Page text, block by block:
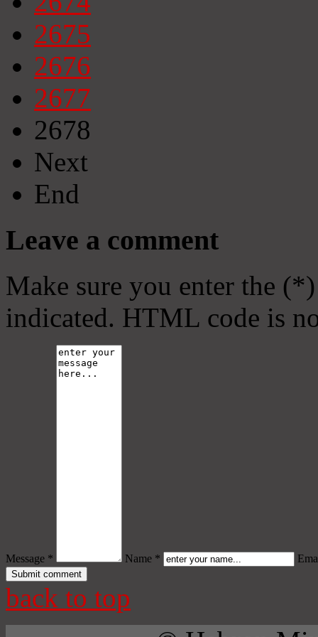
2675
2676
2677
2678
Next
End
Leave a comment
Make sure you enter the
indicated. HTML code is
Message * Name *
back to top